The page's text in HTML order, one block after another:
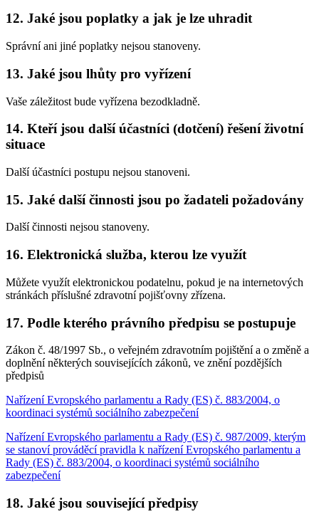
12. Jaké jsou poplatky a jak je lze uhradit
Správní ani jiné poplatky nejsou stanoveny.
13. Jaké jsou lhůty pro vyřízení
Vaše záležitost bude vyřízena bezodkladně.
14. Kteří jsou další účastníci (dotčení) řešení životní
situace
Další účastníci postupu nejsou stanoveni.
15. Jaké další činnosti jsou po žadateli požadovány
Další činnosti nejsou stanoveny.
16. Elektronická služba, kterou lze využít
Můžete využít elektronickou podatelnu, pokud je na internetových
stránkách příslušné zdravotní pojišťovny zřízena.
17. Podle kterého právního předpisu se postupuje
Zákon č. 48/1997 Sb., o veřejném zdravotním pojištění a o změně a
doplnění některých souvisejících zákonů, ve znění pozdějších
předpisů
Nařízení Evropského parlamentu a Rady (ES) č. 883/2004, o
koordinaci systémů sociálního zabezpečení
Nařízení Evropského parlamentu a Rady (ES) č. 987/2009, kterým
se stanoví prováděcí pravidla k nařízení Evropského parlamentu a
Rady (ES) č. 883/2004, o koordinaci systémů sociálního
zabezpečení
18. Jaké jsou související předpisy